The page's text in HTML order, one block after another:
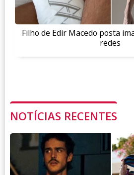
Filho de Edir Macedo posta
redes
NOTÍCIAS RECENTES